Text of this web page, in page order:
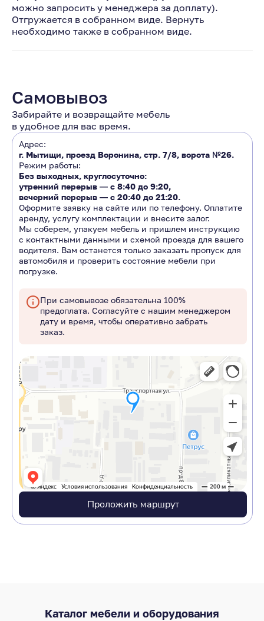
можно запросить у менеджера за доплату).
Отгружается в собранном виде. Вернуть
необходимо также в собранном виде.
Самовывоз
Забирайте и возвращайте мебель
в удобное для вас время.
Адрес:
г. Мытищи, проезд Воронина, стр. 7/8, ворота №26.
Режим работы:
Без выходных, круглосуточно:
утренний перерыв ― с 8:40 до 9:20,
вечерний перерыв ― с 20:40 до 21:20.
Оформите заявку на сайте или по телефону. Оплатите
аренду, услугу комплектации и внесите залог.
Мы соберем, упакуем мебель и пришлем инструкцию
с контактными данными и схемой проезда для вашего
водителя. Вам останется только заказать пропуск для
автомобиля и проверить состояние мебели при
погрузке.
При самовывозе обязательна 100%
предоплата. Согласуйте с нашим менеджером
дату и время, чтобы оперативно забрать
заказ.
Проложить маршрут
Каталог мебели и оборудования